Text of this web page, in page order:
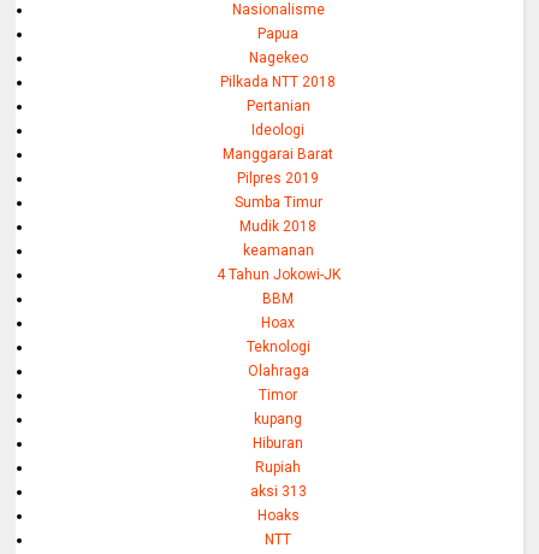
Nasionalisme
Papua
Nagekeo
Pilkada NTT 2018
Pertanian
Ideologi
Manggarai Barat
Pilpres 2019
Sumba Timur
Mudik 2018
keamanan
4 Tahun Jokowi-JK
BBM
Hoax
Teknologi
Olahraga
Timor
kupang
Hiburan
Rupiah
aksi 313
Hoaks
NTT